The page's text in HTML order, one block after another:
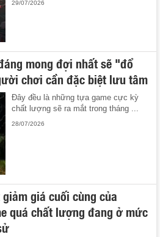
29/07/2026
mong đợi nhất sẽ "đổ
chơi cần đặc biệt lưu tâm
Đây đều là những tựa game cực kỳ
chất lượng sẽ ra mắt trong tháng ...
28/07/2026
giá cuối cùng của
quá chất lượng đang ở mức